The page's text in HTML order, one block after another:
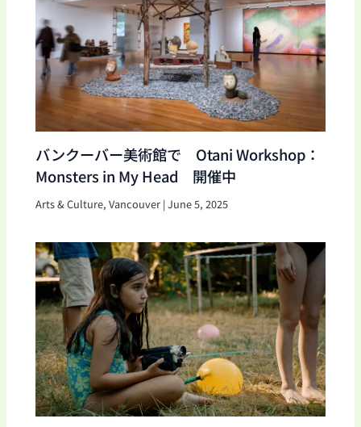
バンクーバー美術館で Otani Workshop：
Monsters in My Head 開催中
Arts & Culture,Vancouver |June 5, 2025